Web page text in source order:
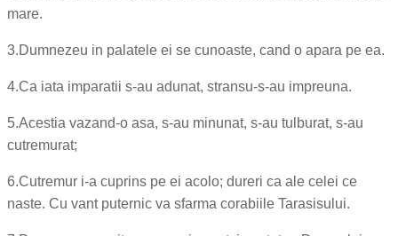
mare.
3.Dumnezeu in palatele ei se cunoaste, cand o apara pe ea.
4.Ca iata imparatii s-au adunat, stransu-s-au impreuna.
5.Acestia vazand-o asa, s-au minunat, s-au tulburat, s-au
cutremurat;
6.Cutremur i-a cuprins pe ei acolo; dureri ca ale celei ce
naste. Cu vant puternic va sfarma corabiile Tarasisului.